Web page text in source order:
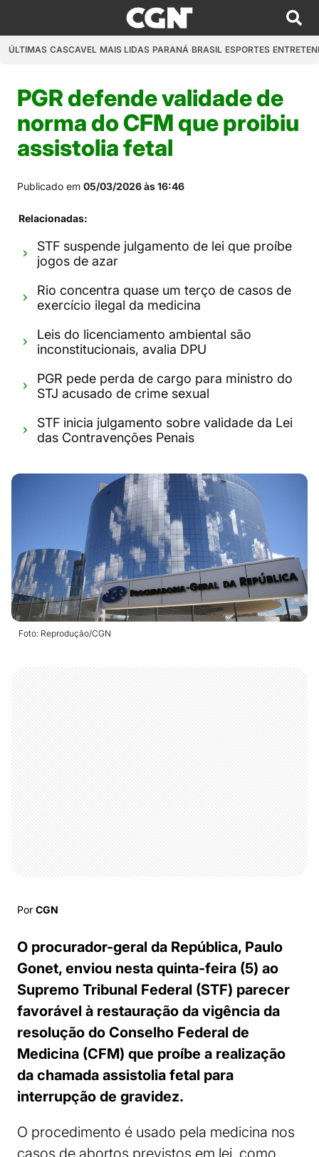
ÚLTIMAS CASCAVEL MAIS LIDAS PARANÁ BRASIL ESPORTES
PGR defende validade de
norma do CFM que proibiu
assistolia fetal
Publicado em 05/03/2026 às 16:46
Relacionadas:
STF suspende julgamento de lei que proíbe
jogos de azar
Rio concentra quase um terço de casos de
exercício ilegal da medicina
Leis do licenciamento ambiental são
inconstitucionais, avalia DPU
PGR pede perda de cargo para ministro do
STJ acusado de crime sexual
STF inicia julgamento sobre validade da Lei
das Contravenções Penais
Foto: Reprodução/CGN
Por CGN
O procurador-geral da República, Paulo
Gonet, enviou nesta quinta-feira (5) ao
Supremo Tribunal Federal (STF) parecer
favorável à restauração da vigência da
resolução do Conselho Federal de
Medicina (CFM) que proíbe a realização
da chamada assistolia fetal para
interrupção de gravidez.
O procedimento é usado pela medicina nos
casos de abortos previstos em lei, como